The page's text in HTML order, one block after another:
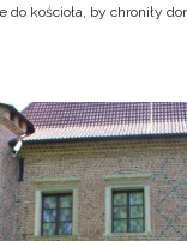
do kościoła, by chroniły